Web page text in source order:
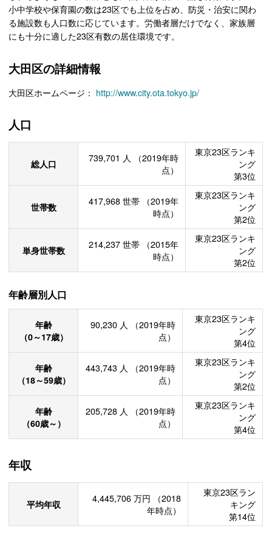
小中学校や保育園の数は23区でも上位を占め、防災・治安に関わ
る施設数も人口数に応じています。労働者層だけでなく、家族層
にも十分に適した23区有数の居住環境です。
大田区の詳細情報
大田区ホームページ： http://www.city.ota.tokyo.jp/
人口
総人口 739,701 人
（2019年時
点）
東京23区ランキ
ング
第3位
世帯数 417,968 世帯
（2019年
時点）
東京23区ランキ
ング
第2位
単身世帯数 214,237 世帯
（2015年
時点）
東京23区ランキ
ング
第2位
年齢層別人口
年齢
（0～17歳）
90,230 人
（2019年時
点）
東京23区ランキ
ング
第4位
年齢
（18～59歳）
443,743 人
（2019年時
点）
東京23区ランキ
ング
第2位
年齢
（60歳～）
205,728 人
（2019年時
点）
東京23区ランキ
ング
第4位
年収
平均年収 4,445,706 万円
（2018
年時点）
東京23区ラン
キング
第14位